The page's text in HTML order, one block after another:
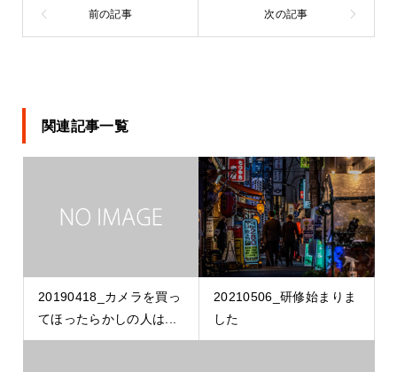
関連記事一覧
20190418_カメラを買っ
てほったらかしの人は...
20210506_研修始まりま
した